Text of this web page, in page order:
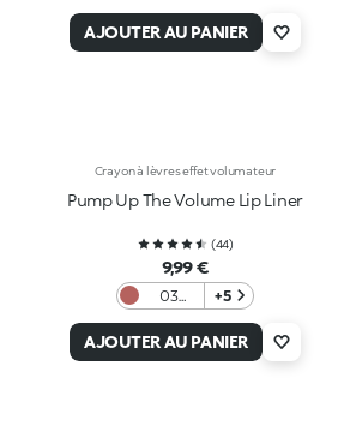
AJOUTER AU PANIER
Crayon à lèvres effet volumateur
Pump Up The Volume Lip Liner
(44)
9,99 €
03
Natural
Nude
+5
AJOUTER AU PANIER